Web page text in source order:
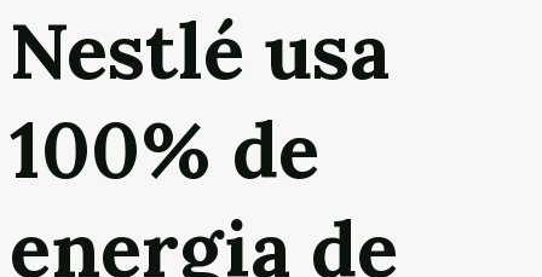
Nestlé usa
100% de
energia de